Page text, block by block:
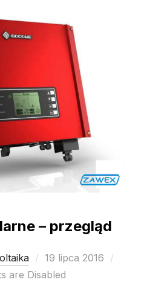
– przegląd
Posted
on
19 lipca 2016
are Disabled